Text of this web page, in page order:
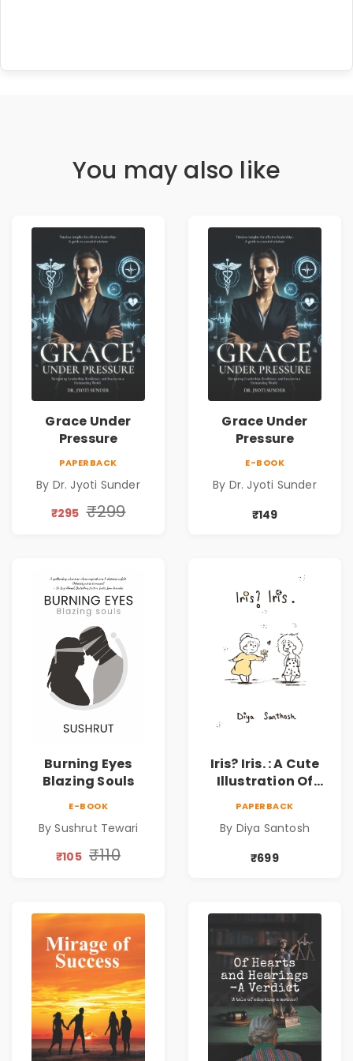
You may also like
Grace Under
Pressure
PAPERBACK
By Dr. Jyoti Sunder
₹295 ₹299
Grace Under
Pressure
E-BOOK
By Dr. Jyoti Sunder
₹149
Burning Eyes
Blazing Souls
E-BOOK
By Sushrut Tewari
₹105 ₹110
Iris? Iris. : A Cute
Illustration Of
The Inner You
PAPERBACK
By Diya Santosh
₹699